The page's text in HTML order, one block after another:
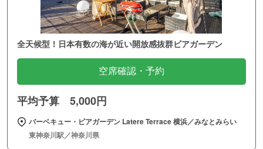
全天候型！日本有数の海が近い開放感抜群ビアガーデン
空席確認・予約
平均予算 5,000円
バーベキュー・ビアガーデン Latere Terrace 横浜／みなとみらい
東神奈川駅／神奈川県